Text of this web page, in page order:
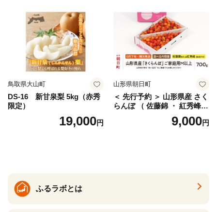
産 農家直送 期間限定 特産品
サイズミックス くらもとフ
ァーム 愛南町 愛媛県
鳥取県大山町
DS-16 新甘泉梨 5kg（赤秀
限定）
19,000円
山形県朝日町
＜ 先行予約 ＞ 山形県産 さく
らんぼ （ 佐藤錦 ・ 紅秀峰
） ご家庭用 M以上 700g 【20
26年6月下旬から7月上旬発
9,000円
ふるラボとは